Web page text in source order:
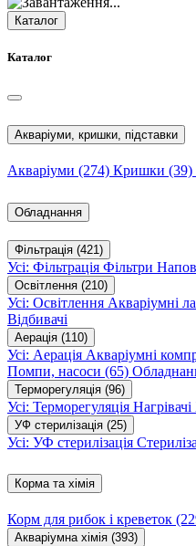
Каталог
Каталог
Акваріуми, кришки, підставки
Акваріуми (274) Кришки (39)
Обладнання
Фільтрація (421)
Усі: Фільтрація Фільтри
Освітлення (210)
Усі: Освітлення Акваріумні
Відбивачі
Аерація (110)
Усі: Аерація Акваріумні
Помпи, насоси (65)
Терморегуляція (96)
Усі: Терморегуляція Нагрівачі
УФ стерилізація (25)
Усі: УФ стерилізація
Корма та хімія
Корм для рибок і креветок
Акваріумна хімія (393)